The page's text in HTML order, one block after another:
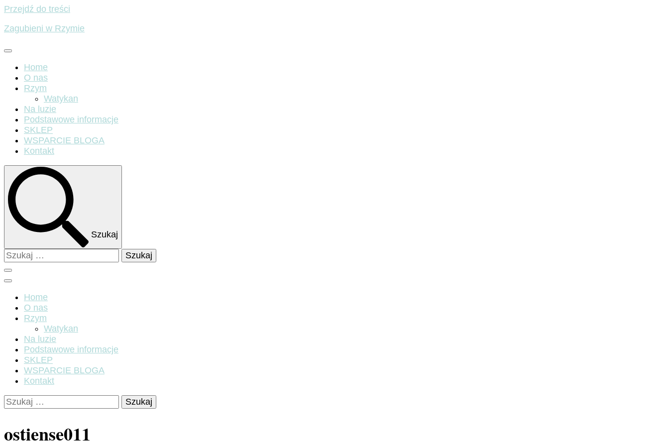
Przejdź do treści
Zagubieni w Rzymie
Home
O nas
Rzym
Watykan
Na luzie
Podstawowe informacje
SKLEP
WSPARCIE BLOGA
Kontakt
Szukaj
Szukaj:
Home
O nas
Rzym
Watykan
Na luzie
Podstawowe informacje
SKLEP
WSPARCIE BLOGA
Kontakt
Szukaj:
ostiense011